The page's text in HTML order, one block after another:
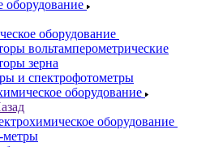
оборудование
оборудование
вольтамперометрические
зерна
и спектрофотометры
оборудование
оборудование
метры